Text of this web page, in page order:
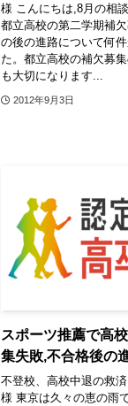
様 こんにちは,8月の相
都立高校の第二学期補
の後の進路について何
た。都立高校の補欠募
も大切になります...
2012年9月3日
スポーツ推薦で高
集失敗,不合格後の
不登校、高校中退の救
様 東京は久々の恵の雨